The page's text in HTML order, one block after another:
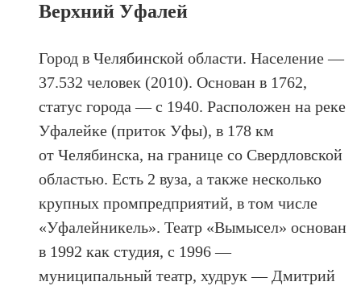
Верхний Уфалей
Город в Челябинской области. Население —
37.532 человек (2010). Основан в 1762,
статус города — с 1940. Расположен на реке
Уфалейке (приток Уфы), в 178 км
от Челябинска, на границе со Свердловской
областью. Есть 2 вуза, а также несколько
крупных промпредприятий, в том числе
«Уфалейникель». Театр «Вымысел» основан
в 1992 как студия, с 1996 —
муниципальный театр, худрук — Дмитрий